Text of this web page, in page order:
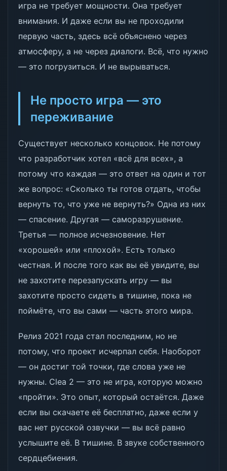
игра не требует мощности. Она требует
внимания. И даже если вы не проходили
первую часть, здесь всё объяснено через
атмосферу, а не через диалоги. Всё, что нужно
— это погрузиться. И не вырываться.
Не просто игра — это
переживание
Существует несколько концовок. Не потому
что разработчик хотел «всё для всех», а
потому что каждая — это ответ на один и тот
же вопрос: «Сколько ты готов отдать, чтобы
вернуть то, что уже не вернуть?» Одна из них
— спасение. Другая — саморазрушение.
Третья — полное исчезновение. Нет
«хорошей» или «плохой». Есть только
честная. И после того как вы её увидите, вы
не захотите перезапускать игру — вы
захотите просто сидеть в тишине, пока не
поймёте, что вы сами — часть этого мира.
Релиз 2021 года стал последним, но не
потому, что проект исчерпал себя. Наоборот
— он достиг той точки, где слова уже не
нужны. Clea 2 — это не игра, которую можно
«пройти». Это опыт, который остаётся. Даже
если вы скачаете её бесплатно, даже если у
вас нет русской озвучки — вы всё равно
услышите её. В тишине. В звуке собственного
сердцебиения.